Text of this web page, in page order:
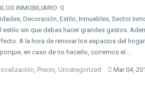
INMOBILIARIO 0
Decoración, Estilo, Inmuebles, Sector
sin que debas hacer grandes gastos.
A la hora de renovar los espacios del
en caso de no hacerlo, corremos el …
, Precio, Uncategorized Mar 04,